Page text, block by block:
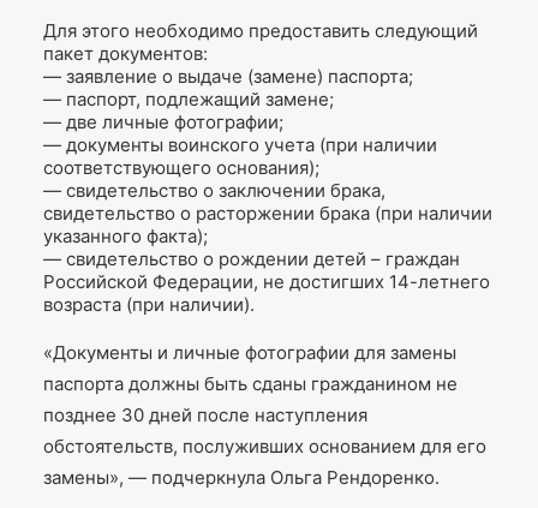
Для этого необходимо предоставить следующий
пакет документов:
— заявление о выдаче (замене) паспорта;
— паспорт, подлежащий замене;
— две личные фотографии;
— документы воинского учета (при наличии
соответствующего основания);
— свидетельство о заключении брака,
свидетельство о расторжении брака (при наличии
указанного факта);
— свидетельство о рождении детей – граждан
Российской Федерации, не достигших 14-летнего
возраста (при наличии).
«Документы и личные фотографии для замены
паспорта должны быть сданы гражданином не
позднее 30 дней после наступления
обстоятельств, послуживших основанием для его
замены», — подчеркнула Ольга Рендоренко.